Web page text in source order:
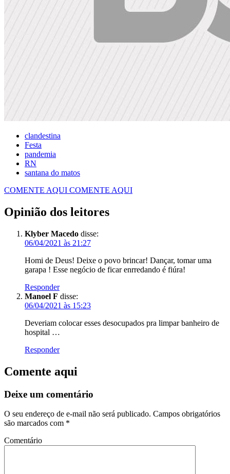
clandestina
Festa
pandemia
RN
santana do matos
COMENTE AQUI COMENTE AQUI
Opinião dos leitores
Klyber Macedo disse:
06/04/2021 às 21:27
Homi de Deus! Deixe o povo brincar! Dançar, tomar uma
garapa ! Esse negócio de ficar enrredando é fiúra!
Responder
Manoel F disse:
06/04/2021 às 15:23
Deveriam colocar esses desocupados pra limpar banheiro de
hospital …
Responder
Comente aqui
Deixe um comentário
O seu endereço de e-mail não será publicado. Campos obrigatórios
são marcados com *
Comentário